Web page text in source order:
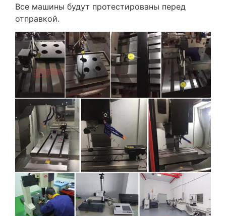
Все машины будут протестированы перед
отправкой.